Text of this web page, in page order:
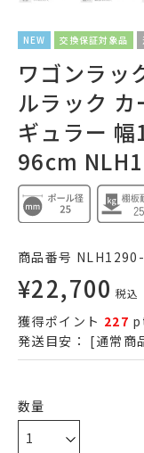
NEW 交換保証対象品
ワゴンラッ
ルラック
ギュラー
96cm
商品番号
¥22,700 税込
獲得ポイント 227
発送目安： [通常商